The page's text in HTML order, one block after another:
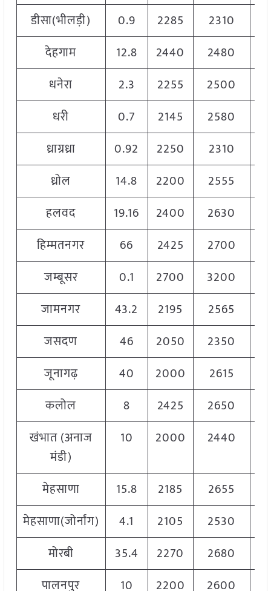
डीसा(भीलड़ी)
0.9 2285 2310
देहगाम
12.8 2440 2480
धनेरा
2.3 2255 2500
धरी
0.7 2145 2580
ध्राग्रध्रा
0.92 2250 2310
ध्रोल
14.8 2200 2555
हलवद
19.16 2400 2630
हिम्मतनगर
66 2425 2700
जम्बूसर
0.1 2700 3200
जामनगर
43.2 2195 2565
जसदण
46 2050 2350
जूनागढ़
40 2000 2615
कलोल
8 2425 2650
खंभात (अनाज
मंडी)
10 2000 2440
मेहसाणा 15.8 2185 2655
मेहसाणा(जोर्नांग)
4.1 2105 2530
मोरबी
35.4 2270 2680
पालनपुर
10 2200 2600